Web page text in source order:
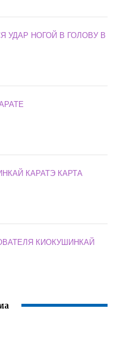
УДАР НОГОЙ В ГОЛОВУ В
КАРАТЭ КАРТА
КИОКУШИНКАЙ